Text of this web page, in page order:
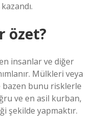
özet?
insanlar ve diğer
Mülkleri veya
bazen bunu risklerle
ve en asil kurban,
şekilde yapmaktır.